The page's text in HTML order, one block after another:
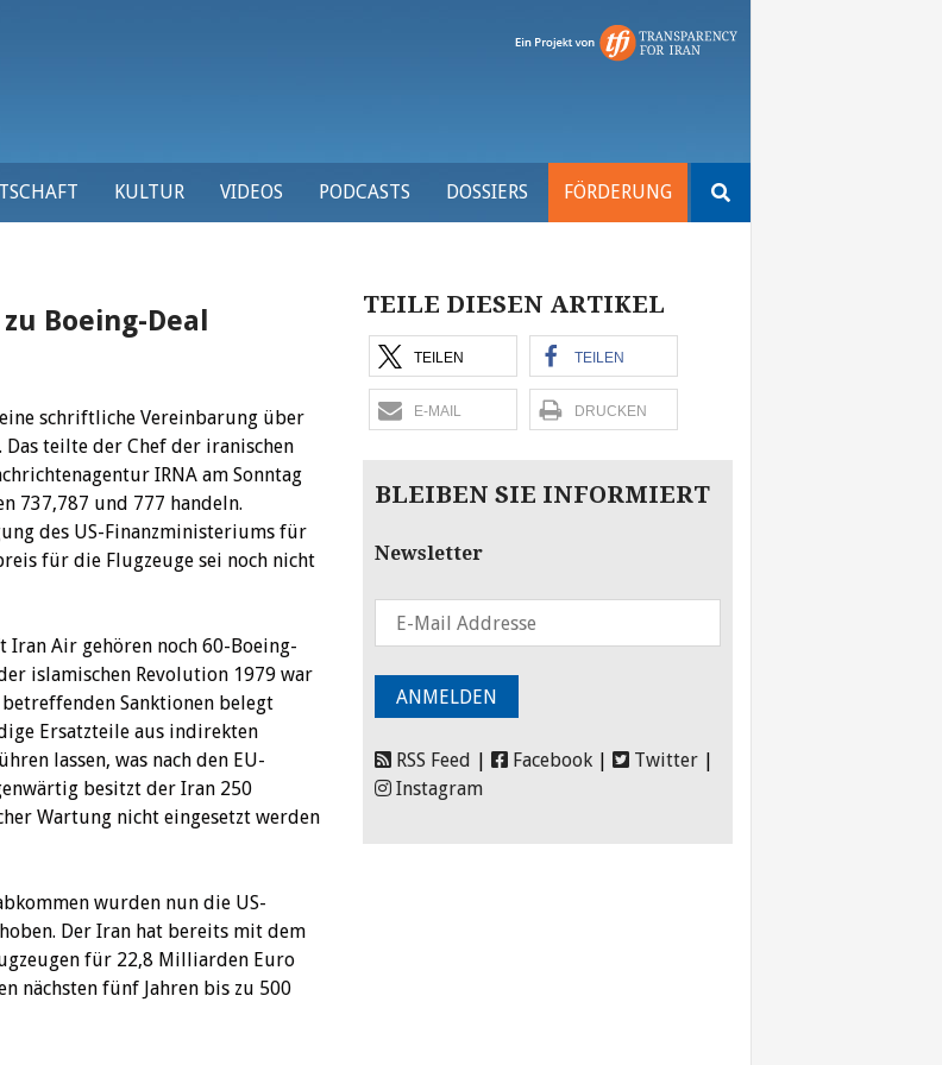
KULTUR VIDEOS PODCASTS DOSSIERS FÖRDERUNG
nach:
Boeing-Deal
schriftliche Vereinbarung über
teilte der Chef der iranischen
IRNA am Sonntag
737,787 und 777 handeln.
des US-Finanzministeriums für
für die Flugzeuge sei noch nicht
Iran Air gehören noch 60-Boeing-
islamischen Revolution 1979 war
Sanktionen belegt
Ersatzteile aus indirekten
lassen, was nach den EU-
besitzt der Iran 250
Wartung nicht eingesetzt werden
wurden nun die US-
Der Iran hat bereits mit dem
für 22,8 Milliarden Euro
nächsten fünf Jahren bis zu 500
TEILE DIESEN ARTIKEL
TEILEN TEILEN
E-MAIL DRUCKEN
BLEIBEN SIE INFORMIERT
Newsletter
RSS Feed Facebook Twitter
Instagram